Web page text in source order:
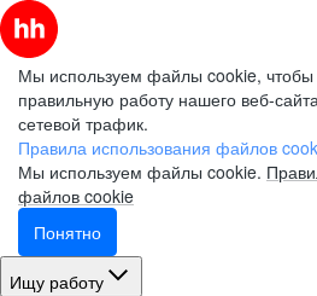
Мы используем файлы cookie, чтобы
правильную работу нашего веб-
сетевой трафик.
Правила использования файлов
Мы используем файлы cookie.
файлов cookie
Понятно
Ищу работу